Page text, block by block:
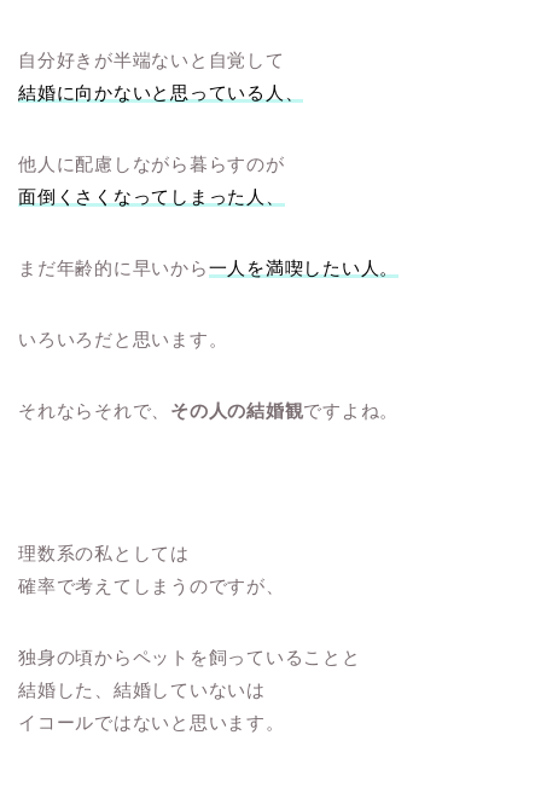
自分好きが半端ないと自覚して
結婚に向かないと思っている人、
他人に配慮しながら暮らすのが
面倒くさくなってしまった人、
まだ年齢的に早いから一人を満喫したい人。
いろいろだと思います。
それならそれで、 その人の結婚観ですよね。
理数系の私としては
確率で考えてしまうのですが、
独身の頃からペットを飼っていることと
結婚した、結婚していないは
イコールではないと思います。